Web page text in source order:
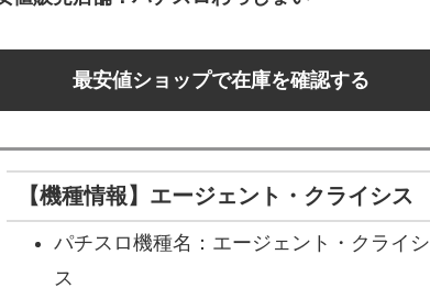
最安値ショップで在庫を確認する
【機種情報】エージェント・クライシス
パチスロ機種名：エージェント・クライシ
ス